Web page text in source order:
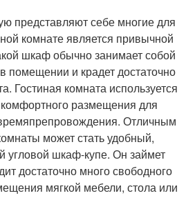
представляют себе многие для
комнате является привычной
шкаф обычно занимает собой
помещении и крадет достаточно
Гостиная комната используется
размещения для
Отличным
может стать удобный,
угловой шкаф-купе. Он займет
достаточно много свободного
мягкой мебели, стола или